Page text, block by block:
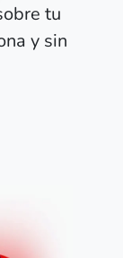
tu
y sin